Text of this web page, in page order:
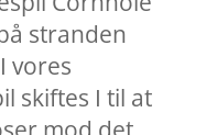
stranden
vores
skiftes I til at